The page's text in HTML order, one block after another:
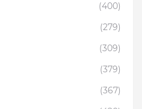
(400)
(279)
(309)
(379)
(367)